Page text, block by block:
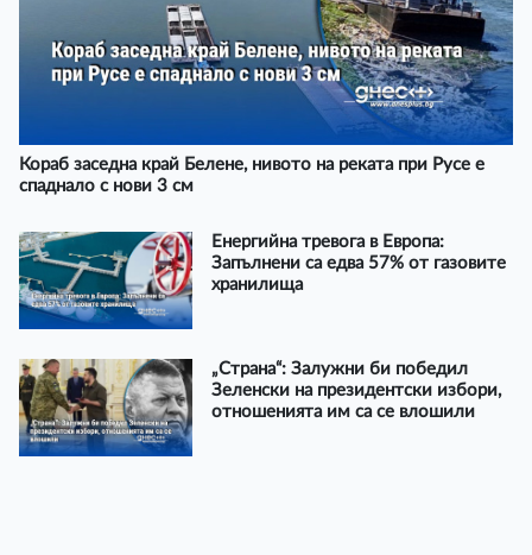
Кораб заседна край Белене, нивото на реката при Русе е
спаднало с нови 3 см
Енергийна тревога в Европа:
Запълнени са едва 57% от газовите
хранилища
„Страна“: Залужни би победил
Зеленски на президентски избори,
отношенията им са се влошили